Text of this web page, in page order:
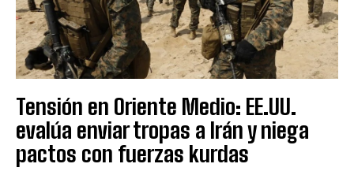
Tensión en Oriente Medio: EE.UU.
evalúa enviar tropas a Irán y niega
pactos con fuerzas kurdas